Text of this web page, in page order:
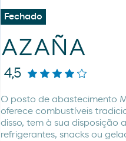
Fechado
AZAÑA
4,5
O posto de abastecimento
oferece combustíveis
disso, tem à sua disposição
refrigerantes, snacks ou